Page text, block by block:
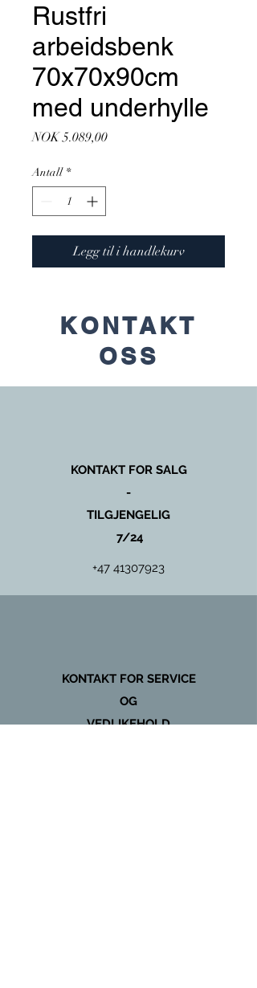
Rustfri
arbeidsbenk
70x70x90cm
med underhylle
NOK 5.089,00Pris
Antall *
Legg til i handlekurv
KONTAKT
OSS
KONTAKT FOR SALG
-
TILGJENGELIG
7/24
+47 41307923
KONTAKT FOR SERVICE
OG
VEDLIKEHOLD